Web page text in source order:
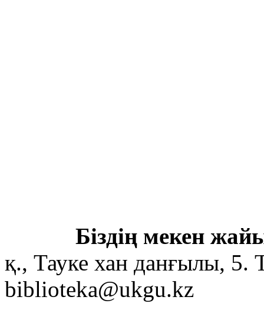
Біздің мекен
қ., Тауке хан данғылы,
biblioteka@ukgu.kz